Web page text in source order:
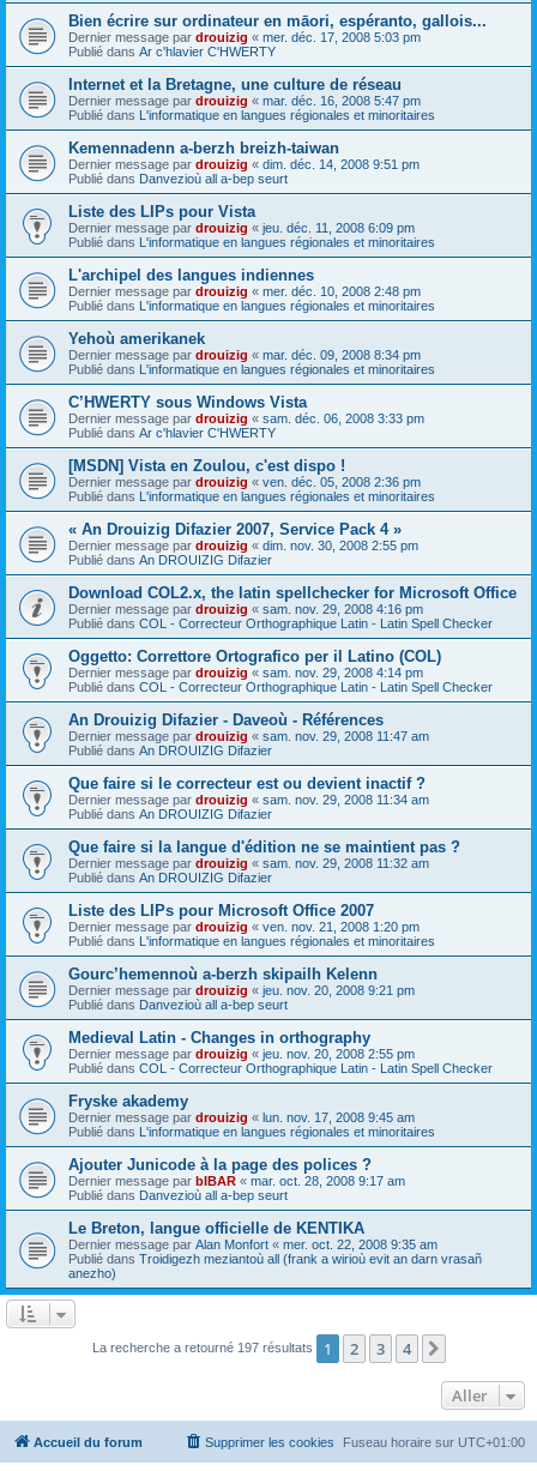
Bien écrire sur ordinateur en māori, espéranto, gallois...
Dernier message par drouizig « mer. déc. 17, 2008 5:03 pm
Publié dans Ar c'hlavier C'HWERTY
Internet et la Bretagne, une culture de réseau
Dernier message par drouizig « mar. déc. 16, 2008 5:47 pm
Publié dans L'informatique en langues régionales et minoritaires
Kemennadenn a-berzh breizh-taiwan
Dernier message par drouizig « dim. déc. 14, 2008 9:51 pm
Publié dans Danvezioù all a-bep seurt
Liste des LIPs pour Vista
Dernier message par drouizig « jeu. déc. 11, 2008 6:09 pm
Publié dans L'informatique en langues régionales et minoritaires
L'archipel des langues indiennes
Dernier message par drouizig « mer. déc. 10, 2008 2:48 pm
Publié dans L'informatique en langues régionales et minoritaires
Yehoù amerikanek
Dernier message par drouizig « mar. déc. 09, 2008 8:34 pm
Publié dans L'informatique en langues régionales et minoritaires
C’HWERTY sous Windows Vista
Dernier message par drouizig « sam. déc. 06, 2008 3:33 pm
Publié dans Ar c'hlavier C'HWERTY
[MSDN] Vista en Zoulou, c'est dispo !
Dernier message par drouizig « ven. déc. 05, 2008 2:36 pm
Publié dans L'informatique en langues régionales et minoritaires
« An Drouizig Difazier 2007, Service Pack 4 »
Dernier message par drouizig « dim. nov. 30, 2008 2:55 pm
Publié dans An DROUIZIG Difazier
Download COL2.x, the latin spellchecker for Microsoft Office
Dernier message par drouizig « sam. nov. 29, 2008 4:16 pm
Publié dans COL - Correcteur Orthographique Latin - Latin Spell Checker
Oggetto: Correttore Ortografico per il Latino (COL)
Dernier message par drouizig « sam. nov. 29, 2008 4:14 pm
Publié dans COL - Correcteur Orthographique Latin - Latin Spell Checker
An Drouizig Difazier - Daveoù - Références
Dernier message par drouizig « sam. nov. 29, 2008 11:47 am
Publié dans An DROUIZIG Difazier
Que faire si le correcteur est ou devient inactif ?
Dernier message par drouizig « sam. nov. 29, 2008 11:34 am
Publié dans An DROUIZIG Difazier
Que faire si la langue d'édition ne se maintient pas ?
Dernier message par drouizig « sam. nov. 29, 2008 11:32 am
Publié dans An DROUIZIG Difazier
Liste des LIPs pour Microsoft Office 2007
Dernier message par drouizig « ven. nov. 21, 2008 1:20 pm
Publié dans L'informatique en langues régionales et minoritaires
Gourc’hemennoù a-berzh skipailh Kelenn
Dernier message par drouizig « jeu. nov. 20, 2008 9:21 pm
Publié dans Danvezioù all a-bep seurt
Medieval Latin - Changes in orthography
Dernier message par drouizig « jeu. nov. 20, 2008 2:55 pm
Publié dans COL - Correcteur Orthographique Latin - Latin Spell Checker
Fryske akademy
Dernier message par drouizig « lun. nov. 17, 2008 9:45 am
Publié dans L'informatique en langues régionales et minoritaires
Ajouter Junicode à la page des polices ?
Dernier message par bIBAR « mar. oct. 28, 2008 9:17 am
Publié dans Danvezioù all a-bep seurt
Le Breton, langue officielle de KENTIKA
Dernier message par Alan Monfort « mer. oct. 22, 2008 9:35 am
Publié dans Troidigezh meziantoù all (frank a wirioù evit an darn vrasañ
anezho)
La recherche a retourné 197 résultats 1 2 3 4
Aller
Accueil du forum Fuseau horaire sur UTC+01:00
Supprimer les cookies